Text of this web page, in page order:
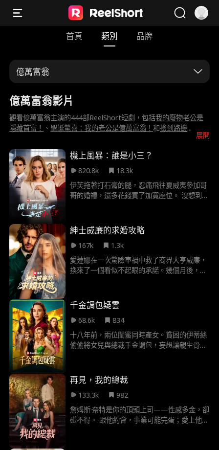
首頁 類別 品牌
億萬富翁
億萬富翁影片
展開
觀看億萬富翁主演的444部ReelShort短劇，包括我的廢物老公是
隱藏首富！ 、聖誕驚喜：我的老公是億萬富翁！和撿到路邊...
機上風暴：誰是小三？
820.8k
18.3k
伊芙拖著打石膏的腿，忍痛飛往夏威夷參加哥
哥的婚禮，還多花錢買了加寬座位。 沒想到，
至攻擊機長導致迫降！ 更扯的是，潑婦的妹妹
克拉拉趕來助陣，一見伊芙就甩巴掌——「妳
這賤人，竟敢勾引我未婚夫！」……但伊芙根
本是未婚夫的親妹妹！婚禮毀了、克拉拉進了
監獄，這場荒謬鬧劇，誰才是真正的惡人？
紳士威廉的求婚攻略
167k
1.3k
愛蓮娜在一次驚險車禍中救了商界大亨威廉，
換來了一個看似不起眼的承諾。幾個月後，威
果斷解除婚約，卻也陷入祖母病情惡化與未完
成婚禮心願的雙重壓力。為了完成祖母的願
望，她向威廉提出簽下一年秘密婚約。 威廉視
此為追求真愛的最佳機會，當他守護她的同
時，愛蓮娜的心也逐漸被打動。 秘密婚約背
千金調包疑雲
68.6k
834
十八年前，兩位閨蜜同時產女。貧困的伊蒂絲
偷偷將女兒與總裁千金調包，妄想讓親生骨肉
的計劃即將成功之際，卻驚覺自己虐待多年的
「別人的女兒」，竟是親生骨肉……
再見，我的總裁
133.3k
982
詹姆斯·奈特是你的頂頭上司——性感多金，卻
碰不得。 跟他約會，事業可能完蛋；愛上他，